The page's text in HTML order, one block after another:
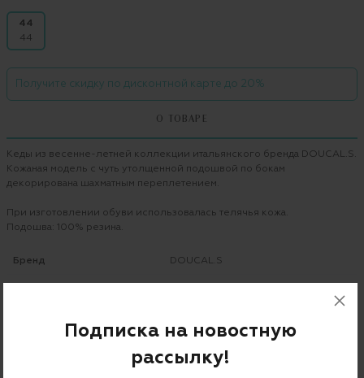
44
44
Получите скидку по дисконтной карте до 20%
О ТОВАРЕ
Кеды из весенне-летней коллекции итальянского бренда DOUCAL.S.
Кожаная модель с чуть утолщенной подошвой по бокам
декорирована шахматным переплетением.
При изготовлении обуви использовалась телячья кожа.
Подошва: 100% резина.
Бренд DOUCAL.S
Подписка на новостную
рассылку!